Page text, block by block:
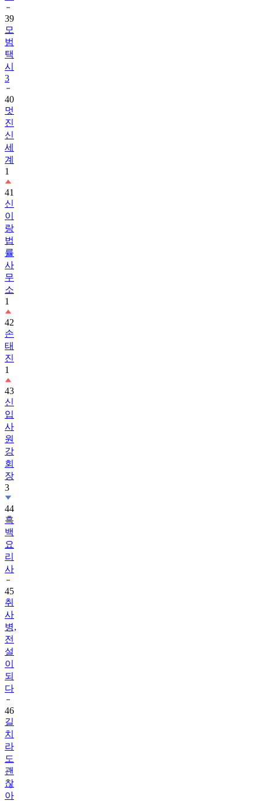
39
모
범
택
시
3
40
멋
진
신
세
계
1
41
신
이
랑
법
률
사
무
소
1
42
손
태
진
1
43
신
입
사
원
강
회
장
3
44
흑
백
요
리
사
45
취
사
병,
전
설
이
되
다
46
길
치
라
도
괜
찮
아